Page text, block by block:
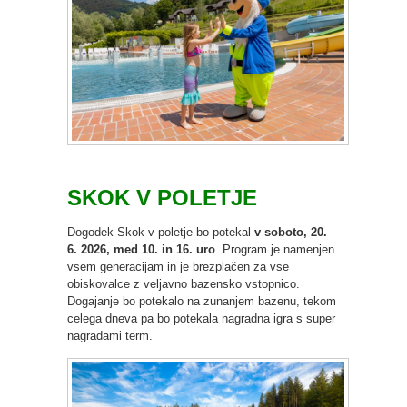
SKOK V POLETJE
Dogodek Skok v poletje bo potekal v soboto, 20.
6. 2026, med 10. in 16. uro . Program je namenjen
vsem generacijam in je brezplačen za vse
obiskovalce z veljavno bazensko vstopnico.
Dogajanje bo potekalo na zunanjem bazenu, tekom
celega dneva pa bo potekala nagradna igra s super
nagradami term.